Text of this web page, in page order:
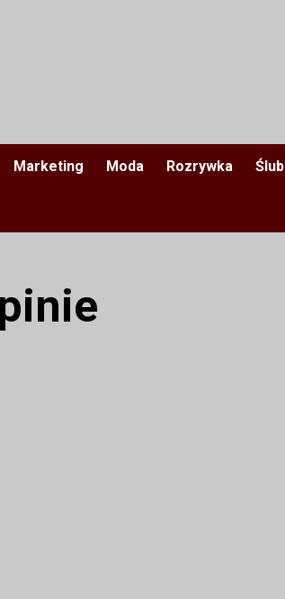
Marketing Moda Rozrywka Ślub